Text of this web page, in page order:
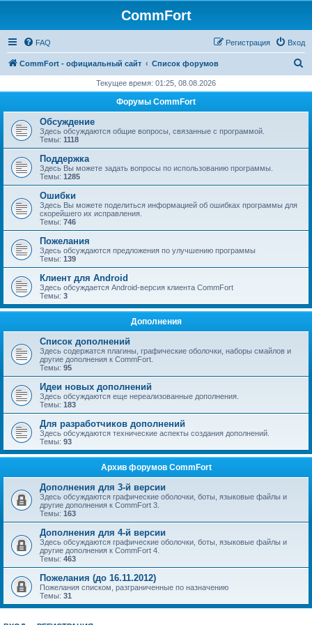
CommFort
FAQ Вход
Регистрация
CommFort - официальный сайт Список форумов
с
Текущее время: 01:25, 08.08.2026
Форумы CommFort
Обсуждение
Здесь обсуждаются общие вопросы, связанные с программой.
Темы: 1118
Поддержка
Здесь Вы можете задать вопросы по использованию программы.
Темы: 1285
Ошибки
Здесь Вы можете поделиться информацией об ошибках программы для
скорейшего их исправления.
Темы: 746
Пожелания
Здесь обсуждаются предложения по улучшению программы
Темы: 139
Клиент для Android
Здесь обсуждается Android-версия клиента CommFort
Темы: 3
Дополнения
Список дополнений
Здесь содержатся плагины, графические оболочки, наборы смайлов и
другие дополнения к CommFort.
Темы: 95
Идеи новых дополнений
Здесь обсуждаются еще нереализованные дополнения.
Темы: 183
Для разработчиков дополнений
Здесь обсуждаются технические аспекты создания дополнений.
Темы: 93
Архив форумов CommFort
Дополнения для 3-й версии
Здесь обсуждаются графические оболочки, боты, языковые файлы и
другие дополнения к CommFort 3.
Темы: 163
Дополнения для 4-й версии
Здесь обсуждаются графические оболочки, боты, языковые файлы и
другие дополнения к CommFort 4.
Темы: 463
Пожелания (до 16.11.2012)
Пожелания списком, разграниченные по назначению
Темы: 31